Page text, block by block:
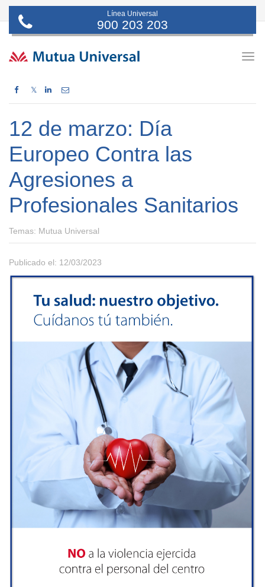
Línea Universal
900 203 203
𝕏
12 de marzo: Día
Europeo Contra las
Agresiones a
Profesionales Sanitarios
Temas: Mutua Universal
Publicado el: 12/03/2023